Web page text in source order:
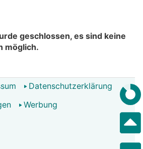
geschlossen, es sind keine
möglich.
Datenschutzerklärung
Werbung